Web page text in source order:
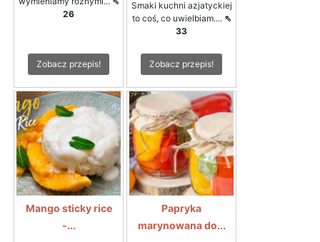
26
Zobacz przepis!
Smaki kuchni azjatyckiej
to coś, co uwielbiam.... ⇖
33
Zobacz przepis!
Mango sticky rice
-...
Papryka
marynowana do...